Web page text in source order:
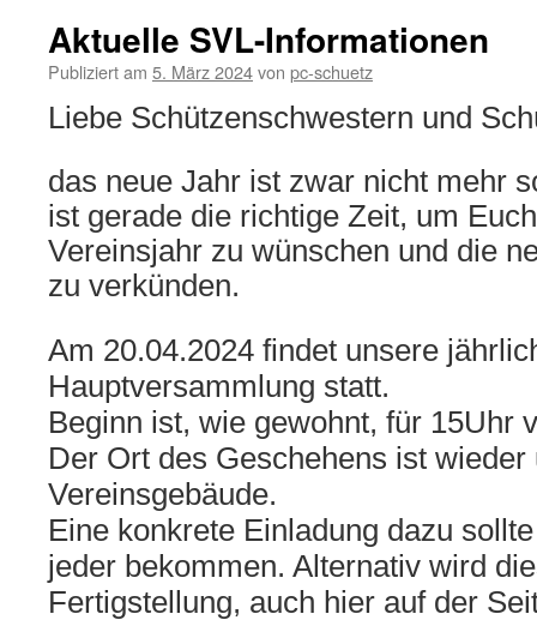
Aktuelle SVL-Informationen
Publiziert am 5. März 2024von pc-schuetz
Liebe Schützenschwestern und
das neue Jahr ist zwar nicht mehr
ist gerade die richtige Zeit, um
Vereinsjahr zu wünschen und die
zu verkünden.
Am 20.04.2024 findet unsere
Hauptversammlung statt.
Beginn ist, wie gewohnt, für 15Uhr
Der Ort des Geschehens ist wieder
Vereinsgebäude.
Eine konkrete Einladung dazu
jeder bekommen. Alternativ wird
Fertigstellung, auch hier auf der